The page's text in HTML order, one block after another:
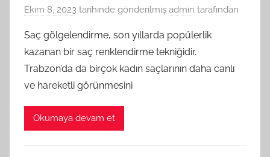
Ekim 8, 2023 tarihinde gönderilmiş admin tarafından
Saç gölgelendirme, son yıllarda popülerlik
kazanan bir saç renklendirme tekniğidir.
Trabzon’da da birçok kadın saçlarının daha canlı
ve hareketli görünmesini
Okumaya devam et